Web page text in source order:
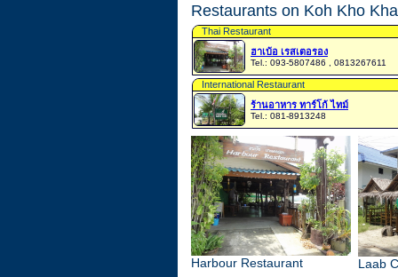
Restaurants on Koh Kho
Thai Restaurant
ฮาเบ้อ เรสเตอรอง
Tel.: 093-5807486 , 0813267611
International Restaurant
ร้านอาหาร ทาร์โก้ ไทม์
Tel.: 081-8913248
Harbour Restaurant Laab